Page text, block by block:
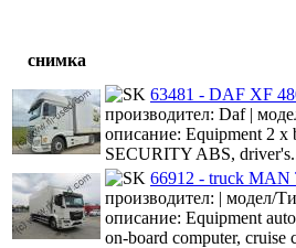
снимка
63481 - DAF XF
производител: Daf |
описание: Equipment 2 x
SECURITY ABS,
66912 - truck MAN
производител: | модел/
описание: Equipment
on-board computer, cruise